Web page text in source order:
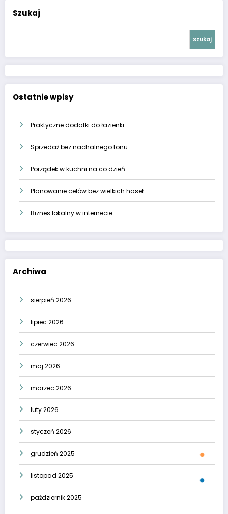
Szukaj
Szukaj
Ostatnie wpisy
Praktyczne dodatki do łazienki
Sprzedaż bez nachalnego tonu
Porządek w kuchni na co dzień
Planowanie celów bez wielkich haseł
Biznes lokalny w internecie
Archiwa
sierpień 2026
lipiec 2026
czerwiec 2026
maj 2026
marzec 2026
luty 2026
styczeń 2026
grudzień 2025
listopad 2025
październik 2025